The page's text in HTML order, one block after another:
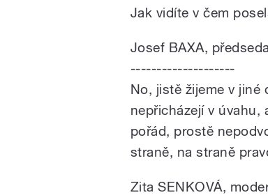
Jak vidíte v čem
Josef BAXA,
--------------------
No, jistě žijeme v
nepřicházejí v úvahu,
pořád, prostě
straně, na straně
Zita SENKOVÁ,